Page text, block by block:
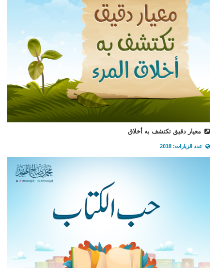
معيار دقيق تكتشف به أخلاق
عدد الزيارات: 2018